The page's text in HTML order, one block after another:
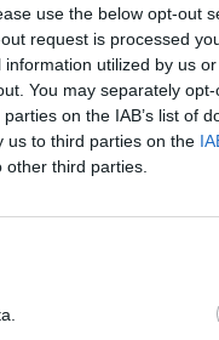
use the below opt-out
request is processed
utilized by us
You may separately
on the IAB’s list of
us to third parties on the
third parties.